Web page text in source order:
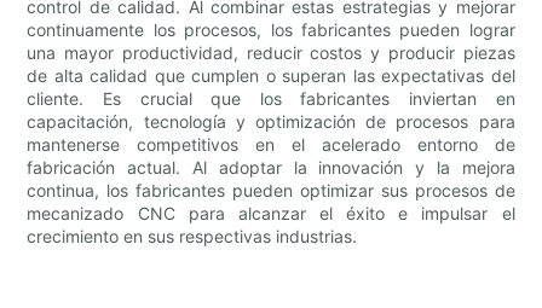
control de calidad. Al combinar estas estrategias y mejorar
continuamente los procesos, los fabricantes pueden lograr
una mayor productividad, reducir costos y producir piezas
de alta calidad que cumplen o superan las expectativas del
cliente. Es crucial que los fabricantes inviertan en
capacitación, tecnología y optimización de procesos para
mantenerse competitivos en el acelerado entorno de
fabricación actual. Al adoptar la innovación y la mejora
continua, los fabricantes pueden optimizar sus procesos de
mecanizado CNC para alcanzar el éxito e impulsar el
crecimiento en sus respectivas industrias.